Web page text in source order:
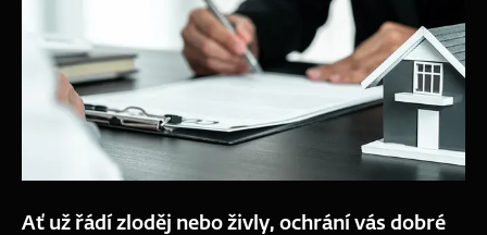
Ať už řádí zloděj nebo živly, ochrání vás dobré